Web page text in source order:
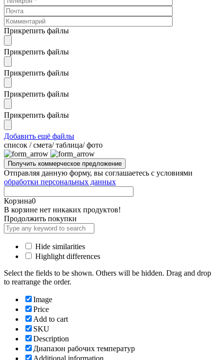
Прикрепить файлы
Прикрепить файлы
Прикрепить файлы
Прикрепить файлы
Прикрепить файлы
Добавить ещё файлы
cписок / смета/ таблица/ фото
Отправляя данную форму, вы соглашаетесь с условиями
обработки персональных данных
Корзина0
В корзине нет никаких продуктов!
Продолжить покупки
Hide similarities
Highlight differences
Select the fields to be shown. Others will be hidden. Drag and drop
to rearrange the order.
Image
Price
Add to cart
SKU
Description
Диапазон рабочих температур
Additional information